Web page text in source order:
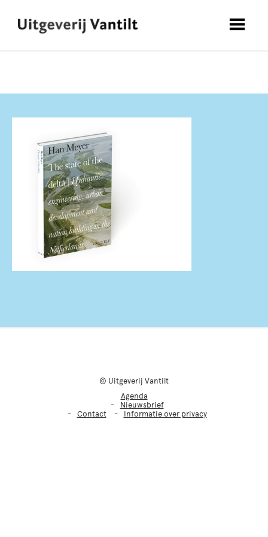
© Uitgeverij Vantilt
Agenda
Nieuwsbrief
Contact
Informatie over privacy